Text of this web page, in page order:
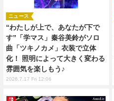
“わたしが上で、あなたが下で
す”「学マス」秦谷美鈴がソロ
曲「ツキノカメ」衣装で立体
化！ 照明によって大きく変わる
雰囲気を楽しもう♪
ニュース
2026.7.17 Fri 12:06